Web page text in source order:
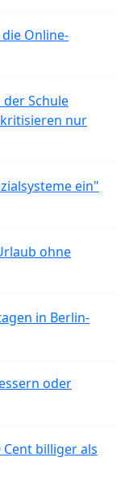
Online-
Schule
nur
ein"
ohne
in Berlin-
oder
billiger als